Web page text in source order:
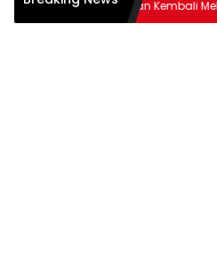
Pegadaian Kembali Melonjak